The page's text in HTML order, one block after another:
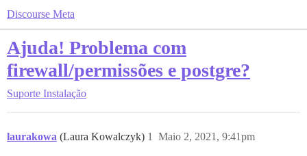
Discourse Meta
Ajuda! Problema com
firewall/permissões e postgre?
Suporte Instalação
laurakowa (Laura Kowalczyk) Maio 2, 2021, 9:41pm
1